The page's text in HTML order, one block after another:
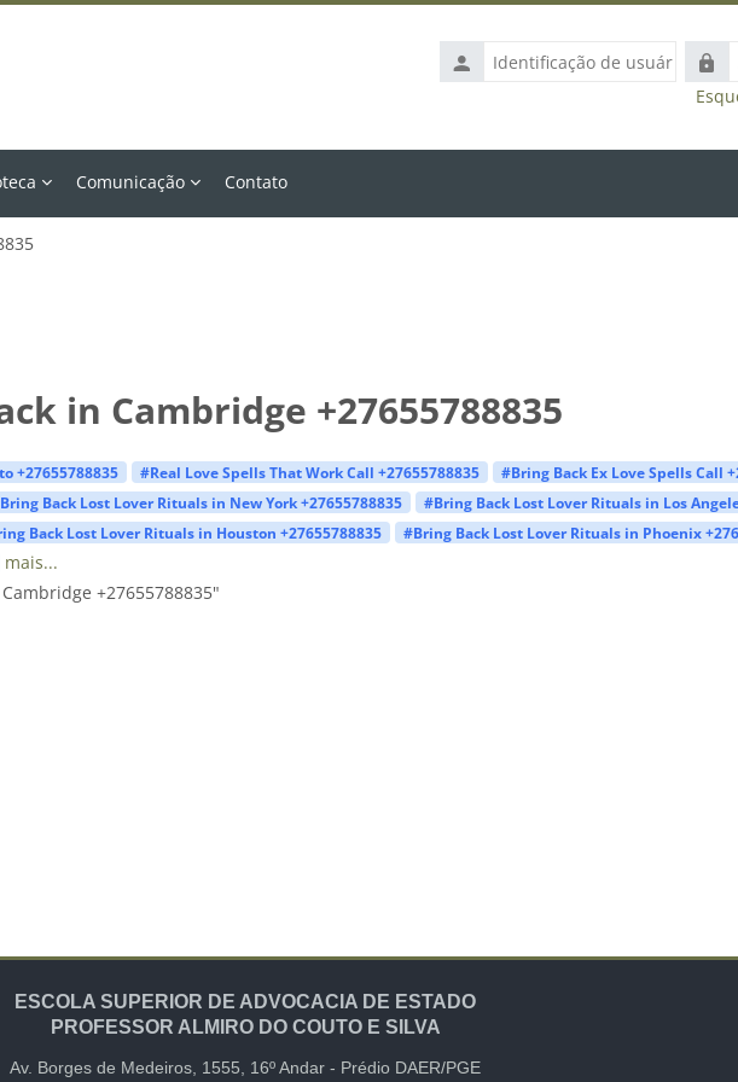
Identificação
de
Senha
Comunicação Contato
in Cambridge +27655788835
+27655788835 #Real Love Spells That Work Call +27655788835
#Bring Back Ex Love Spells Call
Back Lost Lover Rituals in New York +27655788835
#Bring Back Lost Lover Rituals in Los
Back Lost Lover Rituals in Houston +27655788835
#Bring Back Lost Lover Rituals in Phoenix
mais...
+27655788835"
ESCOLA SUPERIOR DE ADVOCACIA DE ESTADO
PROFESSOR ALMIRO DO COUTO E SILVA
Av. Borges de Medeiros, 1555, 16º Andar - Prédio DAER/PGE